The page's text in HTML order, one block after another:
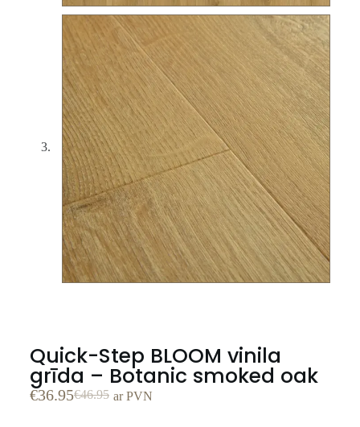
Quick-Step BLOOM vinila
grīda – Botanic smoked oak
€46.95
€36.95 ar PVN